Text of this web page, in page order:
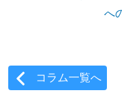
へ
コラム一覧へ